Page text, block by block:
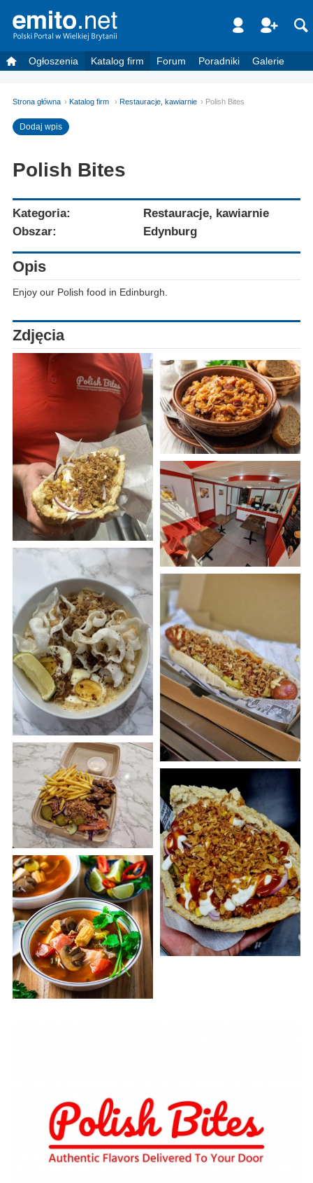
Ogłoszenia Katalog firm Forum Poradniki Galerie
Strona główna Katalog firm Restauracje, kawiarnie Polish Bites
Dodaj wpis
Polish Bites
Kategoria:
Restauracje, kawiarnie
Obszar:
Edynburg
Opis
Enjoy our Polish food in Edinburgh.
Zdjęcia